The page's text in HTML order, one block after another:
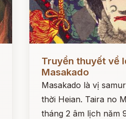
Đọc ngay
Truyền thuyết về
Masakado
Masakado là vị
thời Heian. Taira no
tháng 2 âm lịch năm